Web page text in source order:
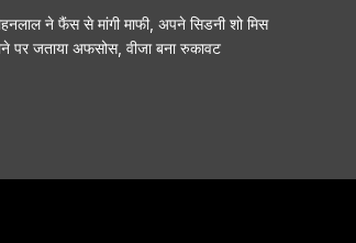
ने फैंस से मांगी माफी, अपने सिडनी शो मिस
पर जताया अफसोस, वीजा बना रुकावट